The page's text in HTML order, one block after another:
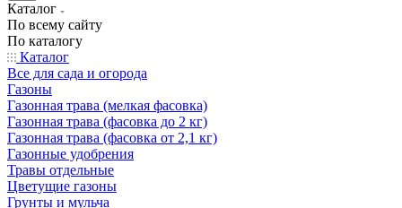
Каталог
По всему сайту
По каталогу
Каталог
Все для сада и огорода
Газоны
Газонная трава (мелкая фасовка)
Газонная трава (фасовка до 2 кг)
Газонная трава (фасовка от 2,1 кг)
Газонные удобрения
Травы отдельные
Цветущие газоны
Грунты и мульча